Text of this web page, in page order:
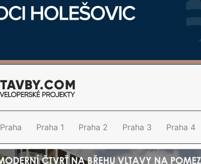
Praha Praha 1 Praha 2 Praha 3 Praha 4